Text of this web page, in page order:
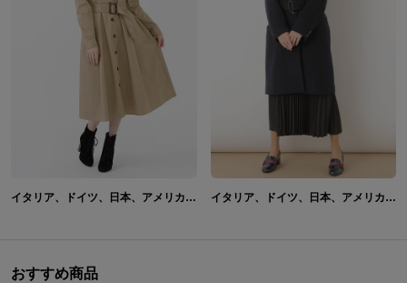
イタリア、ドイツ、日本、アメリカ、イギリス、フランス、ロシア、中国 モデル ワンピース＆帽子 ヘタリア World★Stars イタリア、ドイツ、日本、アメリカ モデル アウター&シューズ ヘタリア World★Stars
おすすめ商品